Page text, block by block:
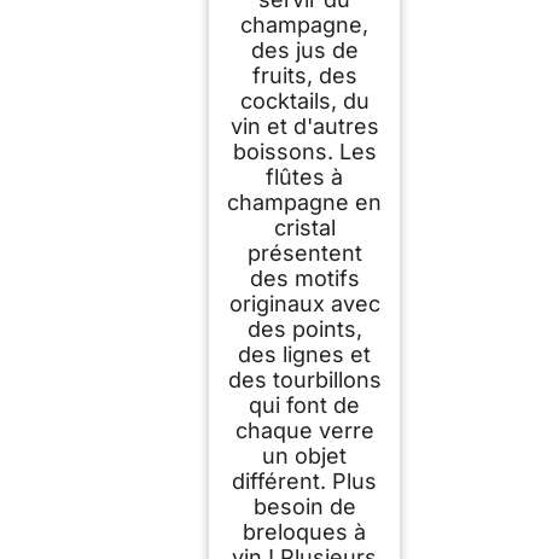
champagne,
des jus de
fruits, des
cocktails, du
vin et d'autres
boissons. Les
flûtes à
champagne en
cristal
présentent
des motifs
originaux avec
des points,
des lignes et
des tourbillons
qui font de
chaque verre
un objet
différent. Plus
besoin de
breloques à